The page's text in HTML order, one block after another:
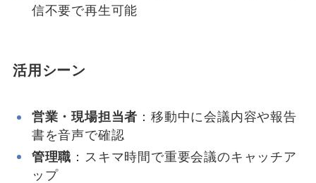
信不要で再生可能
活用シーン
営業・現場担当者 ：移動中に会議内容や報告
書を音声で確認
管理職 ：スキマ時間で重要会議のキャッチア
ップ